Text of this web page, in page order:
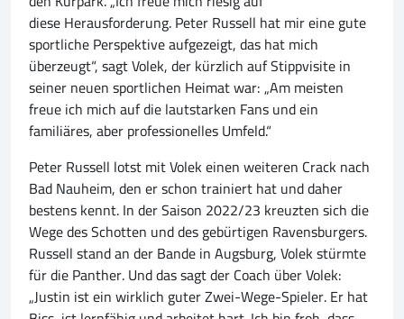
diese Herausforderung. Peter Russell hat mir eine gute
sportliche Perspektive aufgezeigt, das hat mich
überzeugt“, sagt Volek, der kürzlich auf Stippvisite in
seiner neuen sportlichen Heimat war: „Am meisten
freue ich mich auf die lautstarken Fans und ein
familiäres, aber professionelles Umfeld.“
Peter Russell lotst mit Volek einen weiteren Crack nach
Bad Nauheim, den er schon trainiert hat und daher
bestens kennt. In der Saison 2022/23 kreuzten sich die
Wege des Schotten und des gebürtigen Ravensburgers.
Russell stand an der Bande in Augsburg, Volek stürmte
für die Panther. Und das sagt der Coach über Volek:
„Justin ist ein wirklich guter Zwei-Wege-Spieler. Er hat